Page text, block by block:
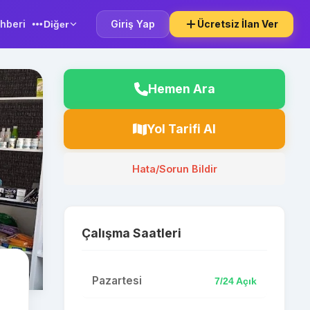
Diğer Giriş Yap Ücretsiz İlan Ver
Hemen Ara
Yol Tarifi Al
Hata/Sorun Bildir
Çalışma Saatleri
Pazartesi 7/24 Açık